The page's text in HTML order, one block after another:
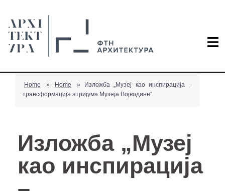
Home » Home »
Изложба „Музеј као инспирација –
трансформација атријума Музеја Војводине“
Изложба „Музеј
као инспирација